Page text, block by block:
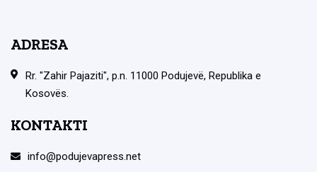
ADRESA
Rr. "Zahir Pajaziti", p.n. 11000 Podujevë, Republika e
Kosovës.
KONTAKTI
info@podujevapress.net